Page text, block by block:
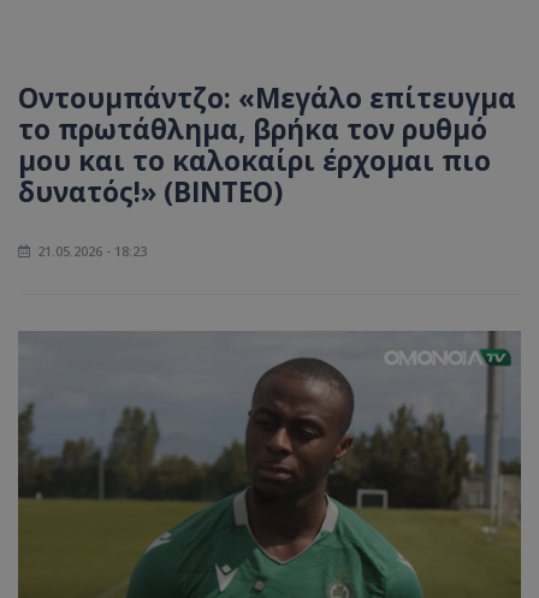
Οντουμπάντζο: «Μεγάλο επίτευγμα
το πρωτάθλημα, βρήκα τον ρυθμό
μου και το καλοκαίρι έρχομαι πιο
δυνατός!» (ΒΙΝΤΕΟ)
21.05.2026 - 18:23